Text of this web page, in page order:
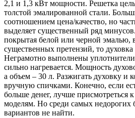
2,1 и 1,3 кВт мощности. Решетка
толстой эмалированной стали.
соотношением цена/качество, но
выделяет существенный ряд
покрытая белой или черной эмалью,
существенных претензий, то
Неграмотно выполнены
сильно нагревается. Мощность
а объем – 30 л. Разжигать духовку и
вручную спичками. Конечно, если
больше денег, лучше присмотреться
моделям. Но среди самых недорогих
вариантов не найти.